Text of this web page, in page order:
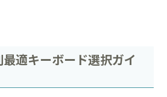
適キーボード選択ガイ